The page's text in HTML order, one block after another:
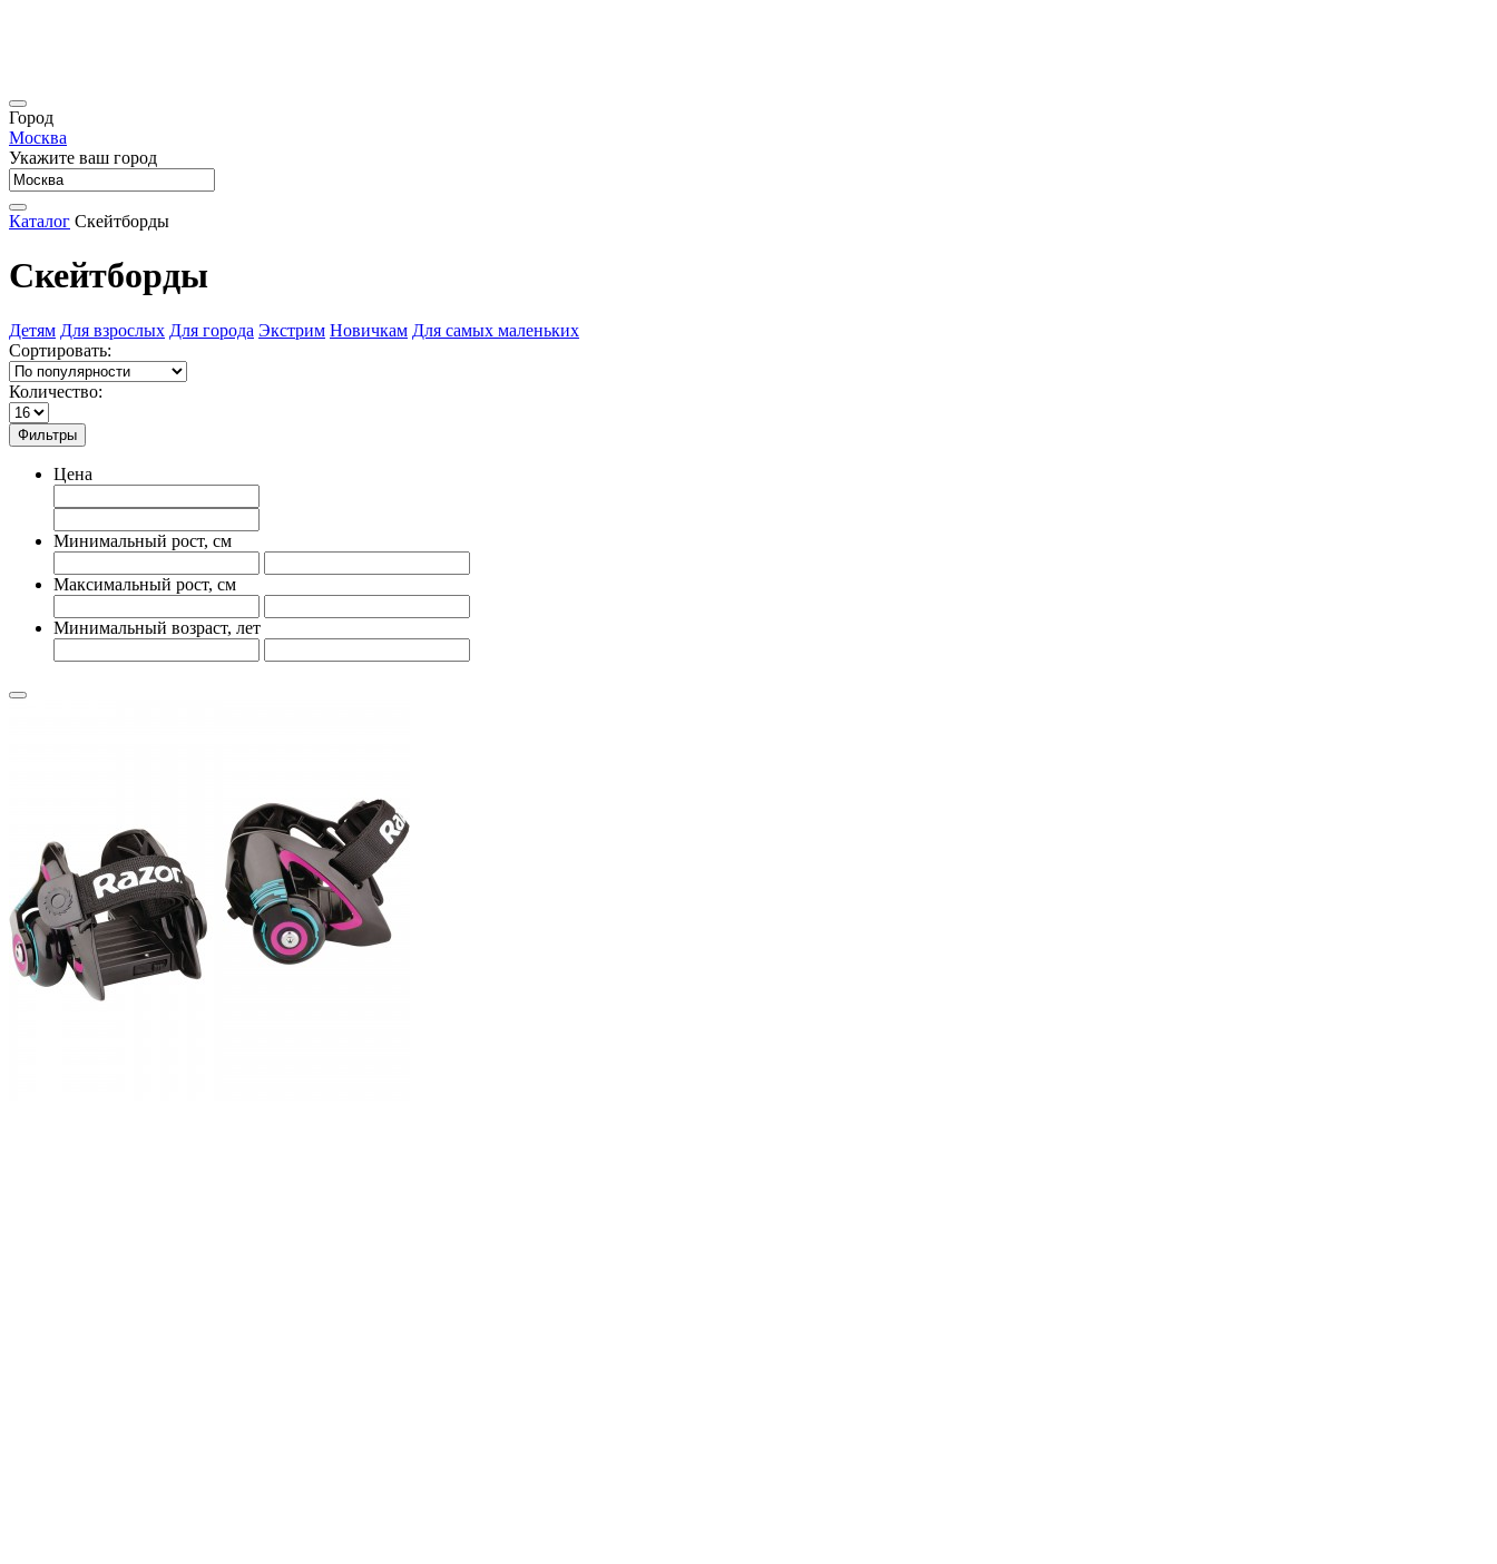
Город
Москва
Укажите ваш город
Каталог Скейтборды
Скейтборды
Детям Для взрослых Для города Экстрим Новичкам Для самых маленьких
Сортировать:
Количество:
Фильтры
Цена
Минимальный рост, см
Максимальный рост, см
Минимальный возраст, лет